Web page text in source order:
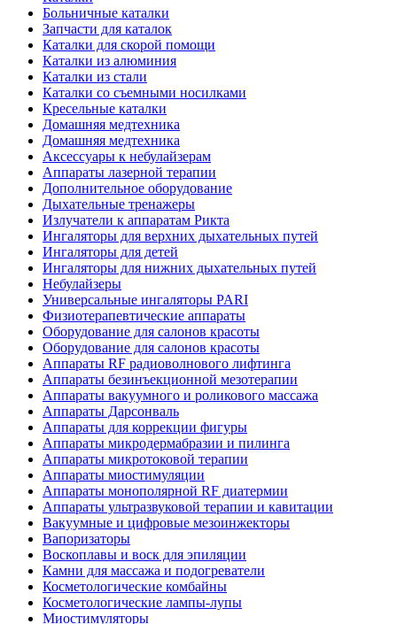
Больничные каталки
Запчасти для каталок
Каталки для скорой помощи
Каталки из алюминия
Каталки из стали
Каталки со съемными носилками
Кресельные каталки
Домашняя медтехника
Домашняя медтехника
Аксессуары к небулайзерам
Аппараты лазерной терапии
Дополнительное оборудование
Дыхательные тренажеры
Излучатели к аппаратам Рикта
Ингаляторы для верхних дыхательных путей
Ингаляторы для детей
Ингаляторы для нижних дыхательных путей
Небулайзеры
Универсальные ингаляторы PARI
Физиотерапевтические аппараты
Оборудование для салонов красоты
Оборудование для салонов красоты
Аппараты RF радиоволнового лифтинга
Аппараты безинъекционной мезотерапии
Аппараты вакуумного и роликового массажа
Аппараты Дарсонваль
Аппараты для коррекции фигуры
Аппараты микродермабразии и пилинга
Аппараты микротоковой терапии
Аппараты миостимуляции
Аппараты монополярной RF диатермии
Аппараты ультразвуковой терапии и кавитации
Вакуумные и цифровые мезоинжекторы
Вапоризаторы
Воскоплавы и воск для эпиляции
Камни для массажа и подогреватели
Косметологические комбайны
Косметологические лампы-лупы
Миостимуляторы